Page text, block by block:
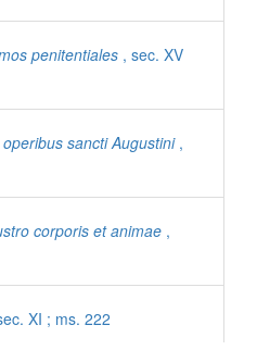
penitentiales , sec. XV
sancti Augustini ,
corporis et animae ,
XI ; ms. 222